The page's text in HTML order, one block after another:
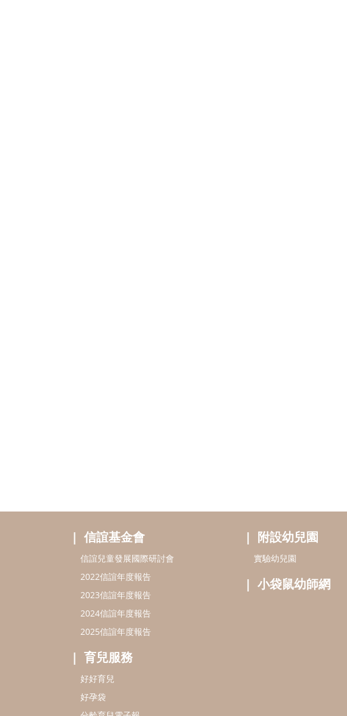
信誼基金會
信誼兒童發展國際研討會
2022信誼年度報告
2023信誼年度報告
2024信誼年度報告
2025信誼年度報告
育兒服務
好好育兒
好孕袋
附設幼兒園
實驗幼兒園
小袋鼠幼師網